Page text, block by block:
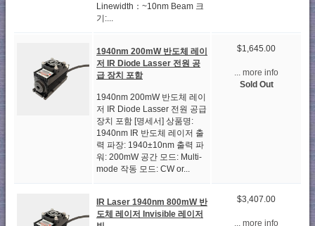
Linewidth：~10nm Beam 크
기:...
1940nm 200mW 반도체 레이
저 IR Diode Lasser 전원 공
급 장치 포함
1940nm 200mW 반도체 레이
저 IR Diode Lasser 전원 공급
장치 포함 [명세서] 상품명:
1940nm IR 반도체 레이저 출
력 파장: 1940±10nm 출력 파
워: 200mW 공간 모드: Multi-
mode 작동 모드: CW or...
$1,645.00
... more info
Sold Out
IR Laser 1940nm 800mW 반
도체 레이저 Invisible 레이저
$3,407.00
... more info